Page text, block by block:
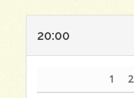
20:00
1 2